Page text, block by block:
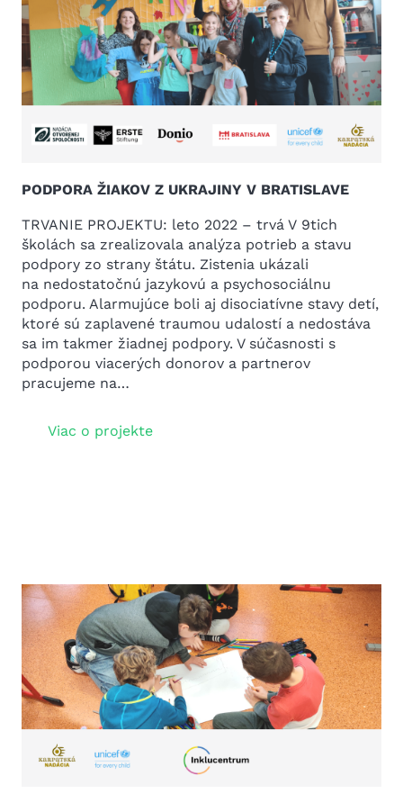
PODPORA ŽIAKOV Z UKRAJINY V BRATISLAVE
TRVANIE PROJEKTU: leto 2022 – trvá V 9tich
školách sa zrealizovala analýza potrieb a stavu
podpory zo strany štátu. Zistenia ukázali
na nedostatočnú jazykovú a psychosociálnu
podporu. Alarmujúce boli aj disociatívne stavy detí,
ktoré sú zaplavené traumou udalostí a nedostáva
sa im takmer žiadnej podpory. V súčasnosti s
podporou viacerých donorov a partnerov
pracujeme na…
Viac o projekte